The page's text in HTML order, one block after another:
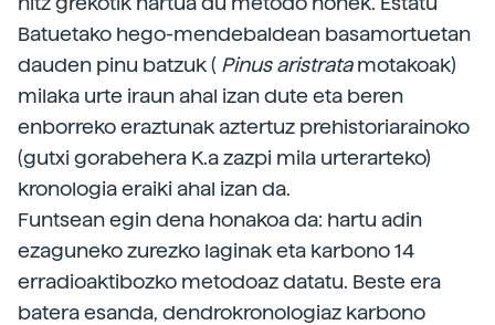
Batuetako hego-mendebaldean basamortuetan
dauden pinu batzuk ( Pinus aristratamotakoak)
milaka urte iraun ahal izan dute eta beren
enborreko eraztunak aztertuz prehistoriarainoko
(gutxi gorabehera K.a zazpi mila urterarteko)
kronologia eraiki ahal izan da.
Funtsean egin dena honakoa da: hartu adin
ezaguneko zurezko laginak eta karbono 14
erradioaktibozko metodoaz datatu. Beste era
batera esanda, dendrokronologiaz karbono